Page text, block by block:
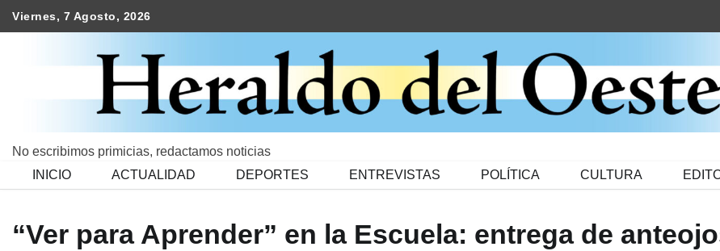
Viernes, 7 Agosto, 2026
No escribimos primicias, redactamos noticias
INICIO
ACTUALIDAD DEPORTES ENTREVISTAS POLÍTICA CULTURA
“Ver para Aprender” en la Escuela: entrega de